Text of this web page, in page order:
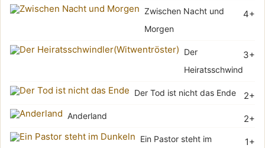
4+
Zwischen Nacht und
Morgen
3+
Der
2+
Der Tod ist nicht das Ende
2+
Anderland
1+
Ein Pastor steht im